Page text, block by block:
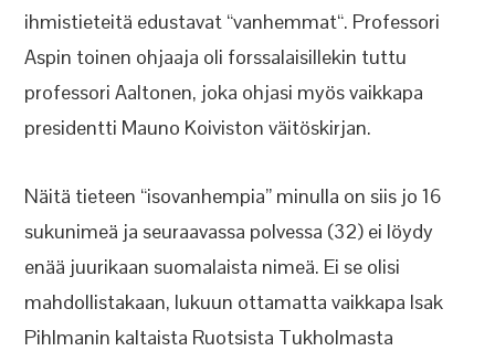
ihmistieteitä edustavat “vanhemmat“. Professori
Aspin toinen ohjaaja oli forssalaisillekin tuttu
professori Aaltonen, joka ohjasi myös vaikkapa
presidentti Mauno Koiviston väitöskirjan.
Näitä tieteen “isovanhempia” minulla on siis jo 16
sukunimeä ja seuraavassa polvessa (32) ei löydy
enää juurikaan suomalaista nimeä. Ei se olisi
mahdollistakaan, lukuun ottamatta vaikkapa Isak
Pihlmanin kaltaista Ruotsista Tukholmasta